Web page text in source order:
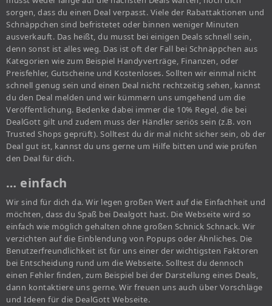
sorgen, dass du einen Deal verpasst. Viele der Rabattaktionen und
Schnäppchen sind befristetet oder binnen weniger Minuten
ausverkauft. Das heißt, du musst bei einigen Deals schnell sein,
denn sonst ist alles weg. Das ist oft der Fall bei Schnäppchen aus
Kategorien wie zum Beispiel Handyverträge, Finanzen, oder
Preisfehler, Gutscheine und Kostenloses. Sollten wir einmal nicht
schnell genug sein und einen Deal nicht rechtzeitig sehen, kannst
du den Deal melden und wir kümmern uns umgehend um die
Veröffentlichung. Bedenke dabei immer die 10% Regel, die bei
DealGott gilt und zudem muss der Händler seriös sein (z.B. von
Trusted Shops geprüft). Solltest du dir mal nicht sicher sein, ob der
Deal gut ist, kannst du uns gerne um Hilfe bitten und wie prüfen
den Deal für dich.
… einfach
Wir sind für dich da. Wir legen großen Wert auf die Einfachheit und
möchten, dass du Spaß bei Dealgott hast. Die Webseite wird so
einfach wie möglich gehalten ohne großen Schnick Schnack. Wir
verzichten auf die Einblendung von Popups oder Ähnliches. Die
Benutzerfreundlichkeit ist für uns einer der wichtigsten Faktoren
bei Entscheidung rund um die Webseite. Solltest du dennoch
einen Fehler finden, zum Beispiel bei der Darstellung eines Deals,
dann kontaktiere uns gerne. Wir freuen uns auch über Vorschläge
und Ideen für die DealGott Webseite.